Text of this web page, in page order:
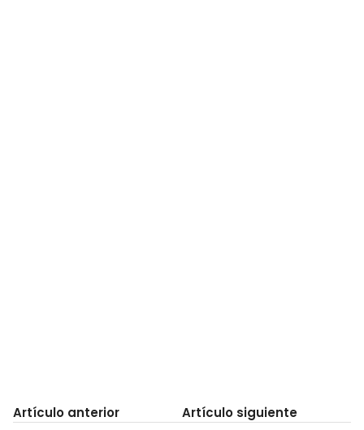
Artículo anterior Artículo siguiente